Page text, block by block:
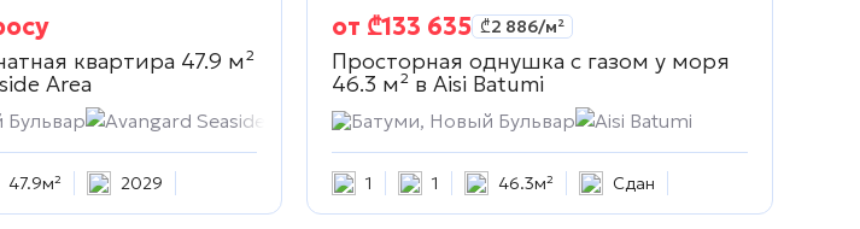
квартира 47.9 м²
Area
Avangard Seaside Area
47.9м² 2029
от ₾133 635 ₾2 886/м²
Просторная однушка с газом у моря
46.3 м² в Aisi Batumi
Батуми, Новый Бульвар Aisi Batumi
1 1 46.3м² Сдан